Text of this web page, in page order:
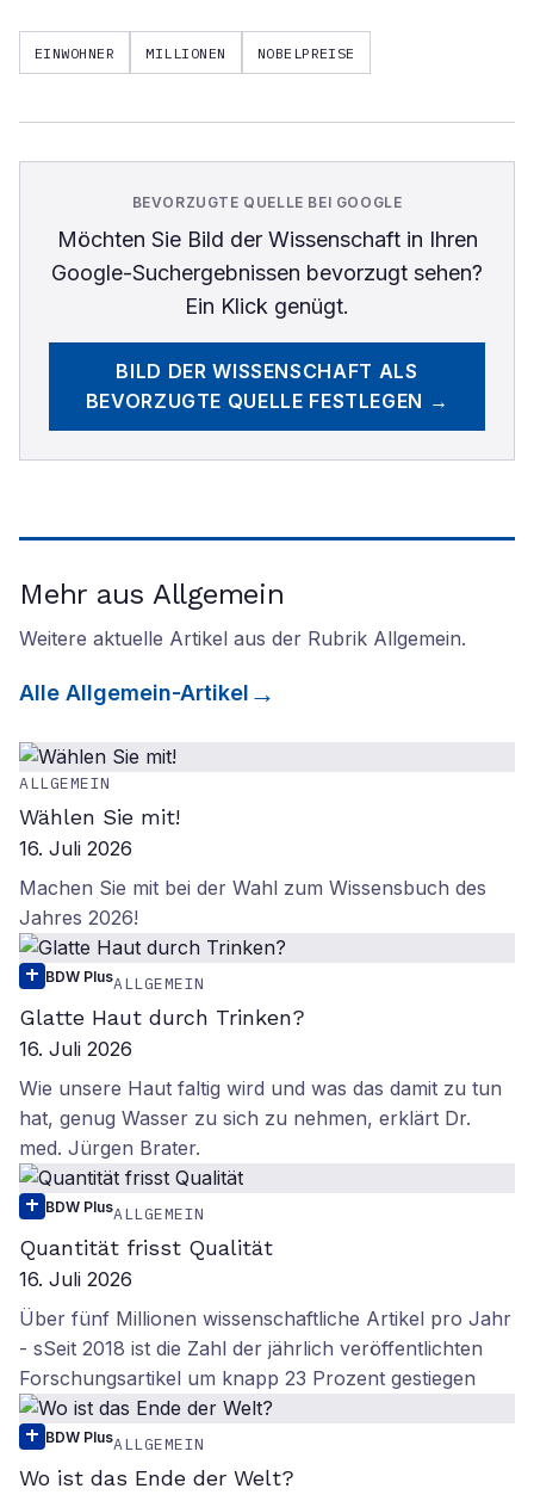
EINWOHNER MILLIONEN NOBELPREISE
BEVORZUGTE QUELLE BEI GOOGLE
Möchten Sie Bild der Wissenschaftin Ihren
Google-Suchergebnissen bevorzugt sehen?
Ein Klick genügt.
BILD DER WISSENSCHAFT ALS
BEVORZUGTE QUELLE FESTLEGEN →
Mehr aus Allgemein
Weitere aktuelle Artikel aus der Rubrik Allgemein.
Alle Allgemein-Artikel
ALLGEMEIN
Wählen Sie mit!
16. Juli 2026
Machen Sie mit bei der Wahl zum Wissensbuch des
Jahres 2026!
BDW PlusALLGEMEIN
Glatte Haut durch Trinken?
16. Juli 2026
Wie unsere Haut faltig wird und was das damit zu tun
hat, genug Wasser zu sich zu nehmen, erklärt Dr.
med. Jürgen Brater.
BDW PlusALLGEMEIN
Quantität frisst Qualität
16. Juli 2026
Über fünf Millionen wissenschaftliche Artikel pro Jahr
- sSeit 2018 ist die Zahl der jährlich veröffentlichten
Forschungsartikel um knapp 23 Prozent gestiegen
BDW PlusALLGEMEIN
Wo ist das Ende der Welt?